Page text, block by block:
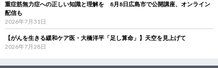
重症筋無力症への正しい知識と理解を 8月8日広島市で公開講座、オンライン
配信も
2026年7月31日
【がんを生きる緩和ケア医・大橋洋平「足し算命」】天空を見上げて
2026年7月28日